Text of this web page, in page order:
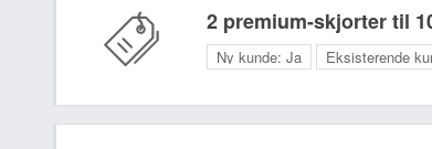
2 premium-skjorter til
Ny kunde: Ja Eksisterende